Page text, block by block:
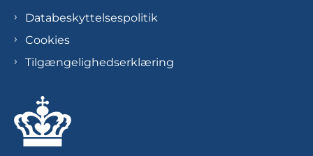
Databeskyttelsespolitik
Cookies
Tilgængelighedserklæring